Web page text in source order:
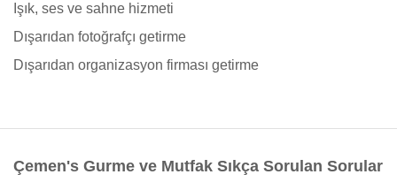
Işık, ses ve sahne hizmeti
Dışarıdan fotoğrafçı getirme
Dışarıdan organizasyon firması getirme
Çemen's Gurme ve Mutfak Sıkça Sorulan Sorular